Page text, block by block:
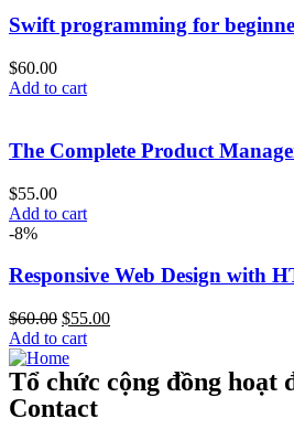
Swift programming for
$60.00
Add to cart
The Complete Product
$55.00
Add to cart
-8%
Responsive Web Design with
$60.00 $55.00
Add to cart
Tổ chức cộng đồng hoạt
Contact